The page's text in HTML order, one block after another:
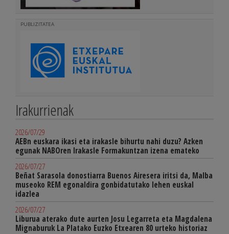
PUBLIZITATEA
Irakurrienak
2026/07/29
AEBn euskara ikasi eta irakasle bihurtu nahi duzu? Azken
egunak NABOren Irakasle Formakuntzan izena emateko
2026/07/27
Beñat Sarasola donostiarra Buenos Airesera iritsi da, Malba
museoko REM egonaldira gonbidatutako lehen euskal
idazlea
2026/07/27
Liburua aterako dute aurten Josu Legarreta eta Magdalena
Mignaburuk La Platako Euzko Etxearen 80 urteko historiaz